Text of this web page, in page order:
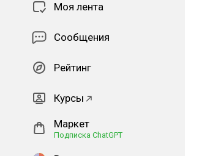
Моя лента
Сообщения
Рейтинг
Курсы
Маркет
Подписка ChatGPT